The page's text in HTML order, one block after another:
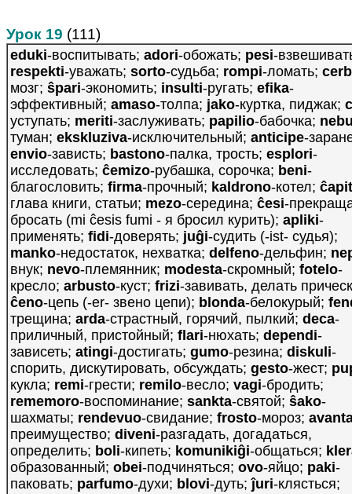
Урок 19 (111)
eduki-воспитывать; adori-обожать; pesi-
respekti-уважать; sorto-судьба; rompi-ломать;
мозг; ŝpari-экономить; insulti-ругать; efika-
эффективный; amaso-толпа; jako-куртка, пиджак;
уступать; meriti-заслуживать; papilio-бабочка;
туман; ekskluziva-исключительный; anticipe-
envio-зависть; bastono-палка, трость; esplori-
исследовать; ĉemizo-рубашка, сорочка; beni-
благословить; firma-прочный; kaldrono-котел;
глава книги, статьи; mezo-середина; ĉesi-
бросать (mi ĉesis fumi - я бросил курить); apliki-
применять; fidi-доверять; juĝi-судить (-ist- судья);
manko-недостаток, нехватка; delfeno-дельфин;
внук; nevo-племянник; modesta-скромный; fotelo-
кресло; arbusto-куст; frizi-завивать, делать
ĉeno-цепь (-er- звено цепи); blonda-белокурый;
трещина; arda-страстный, горячий, пылкий; deca-
приличный, пристойный; flari-нюхать; dependi-
зависеть; atingi-достигать; gumo-резина; diskuli-
спорить, дискутировать, обсуждать; gesto-жест;
кукла; remi-грести; remilo-весло; vagi-бродить;
rememoro-воспоминание; sankta-святой; ŝako-
шахматы; rendevuo-свидание; frosto-мороз;
преимущество; diveni-разгадать, догадаться,
определить; boli-кипеть; komunikiĝi-общаться;
образованный; obei-подчиняться; ovo-яйцо; paki-
паковать; parfumo-духи; blovi-дуть;ĵuri-клясться;